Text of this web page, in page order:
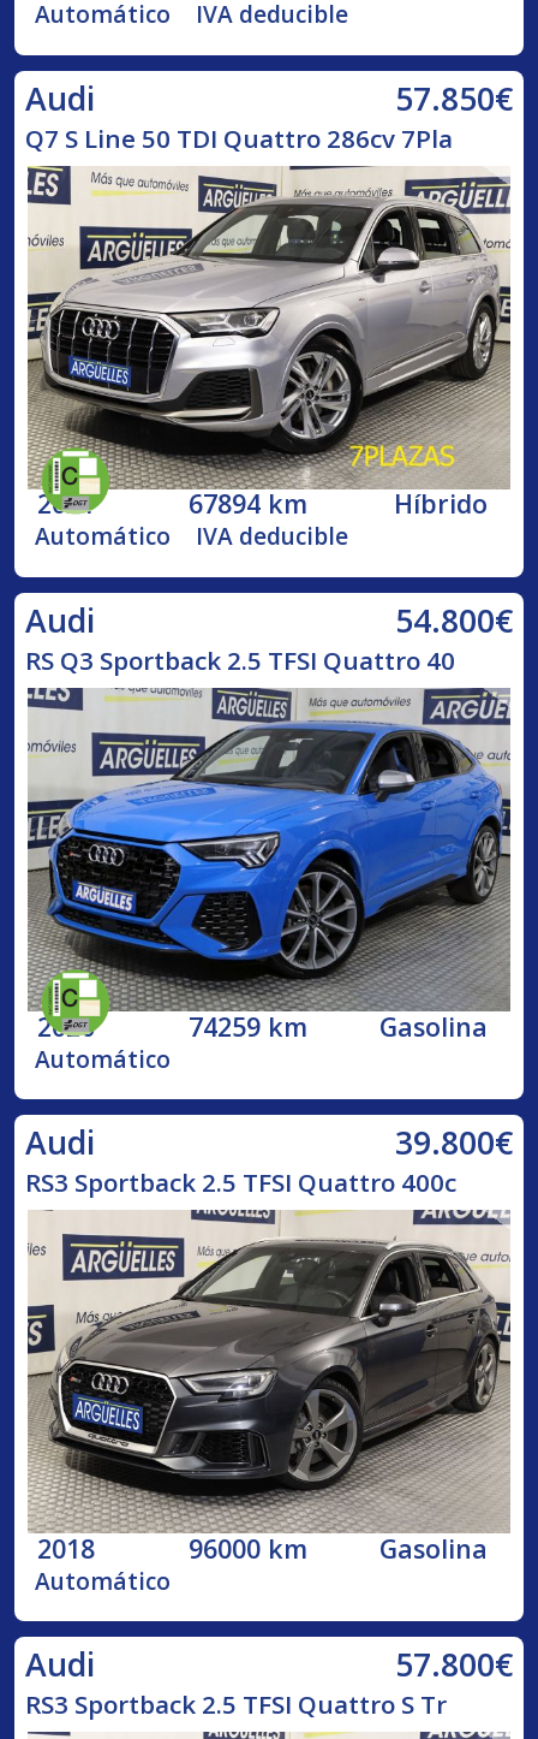
Automático IVA deducible
Audi 57.850€
Q7 S Line 50 TDI Quattro 286cv 7Pla
2021 67894 km Híbrido
Automático IVA deducible
Audi 54.800€
RS Q3 Sportback 2.5 TFSI Quattro 40
2020 74259 km Gasolina
Automático
Audi 39.800€
RS3 Sportback 2.5 TFSI Quattro 400c
2018 96000 km Gasolina
Automático
Audi 57.800€
RS3 Sportback 2.5 TFSI Quattro S Tr